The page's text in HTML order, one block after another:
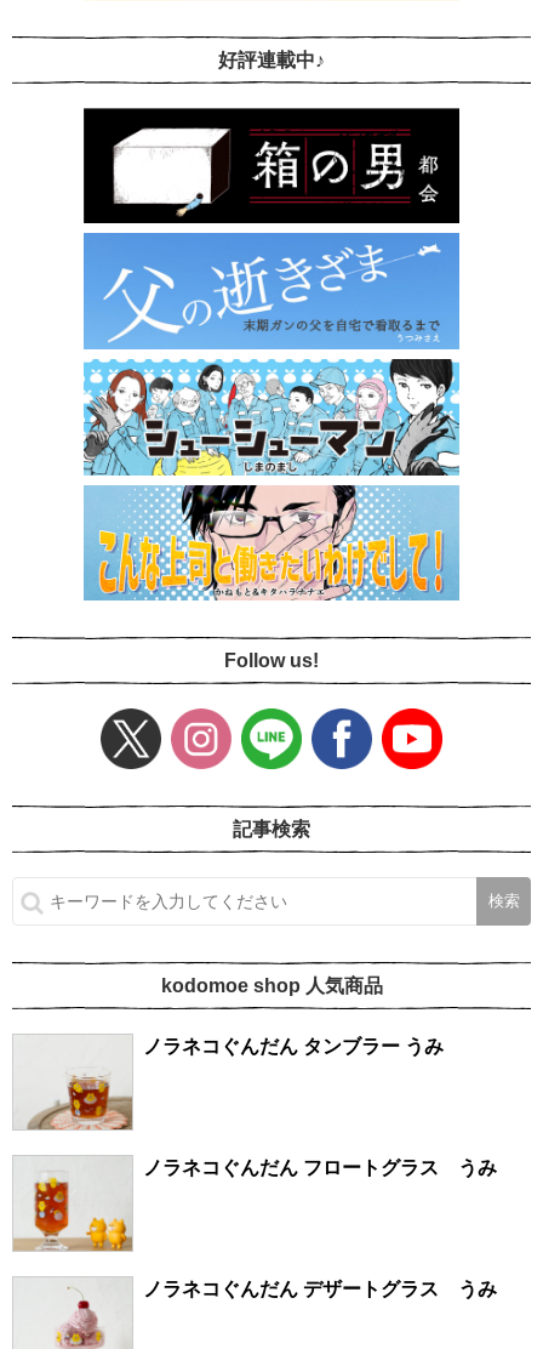
好評連載中♪
Follow us!
記事検索
kodomoe shop 人気商品
ノラネコぐんだん タンブラー うみ
ノラネコぐんだん フロートグラス うみ
ノラネコぐんだん デザートグラス うみ